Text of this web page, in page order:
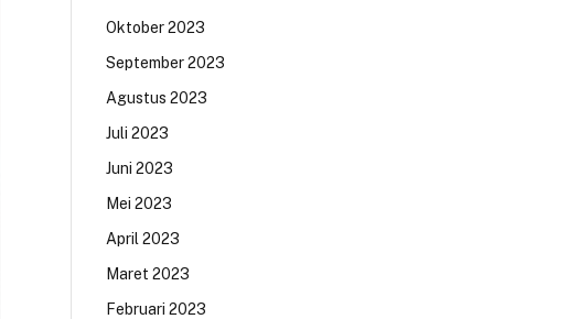
Oktober 2023
September 2023
Agustus 2023
Juli 2023
Juni 2023
Mei 2023
April 2023
Maret 2023
Februari 2023